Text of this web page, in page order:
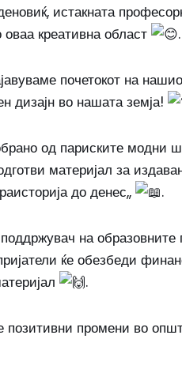
истакната
креативна област
.
почетокот на
дизајн во нашата земја!
од париските модни
материјал за
до денес,,
.
на
ќе обезбеди
.
промени во